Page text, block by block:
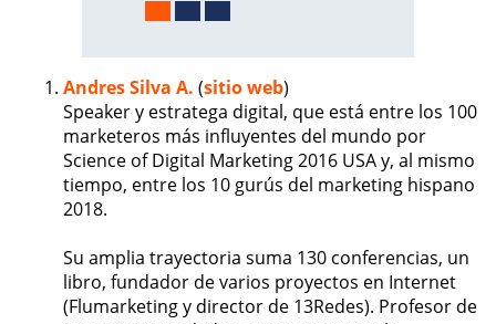
Andres Silva A. (sitio web)
Speaker y estratega digital, que está entre los 100
marketeros más influyentes del mundo por
Science of Digital Marketing 2016 USA y, al mismo
tiempo, entre los 10 gurús del marketing hispano
2018.
Su amplia trayectoria suma 130 conferencias, un
libro, fundador de varios proyectos en Internet
(Flumarketing y director de 13Redes). Profesor de